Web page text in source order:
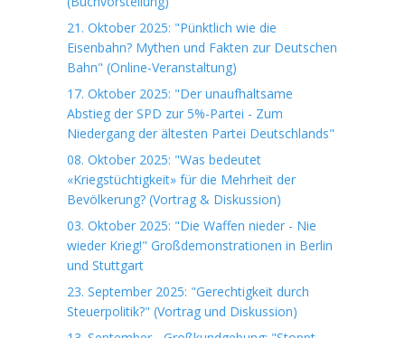
21. Oktober 2025: "Pünktlich wie die
Eisenbahn? Mythen und Fakten zur Deutschen
Bahn" (Online-Veranstaltung)
17. Oktober 2025: "Der unaufhaltsame
Abstieg der SPD zur 5%-Partei - Zum
Niedergang der ältesten Partei Deutschlands"
08. Oktober 2025: "Was bedeutet
«Kriegstüchtigkeit» für die Mehrheit der
Bevölkerung? (Vortrag & Diskussion)
03. Oktober 2025: "Die Waffen nieder - Nie
wieder Krieg!" Großdemonstrationen in Berlin
und Stuttgart
23. September 2025: "Gerechtigkeit durch
Steuerpolitik?" (Vortrag und Diskussion)